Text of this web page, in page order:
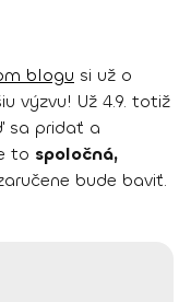
blogu si už o
výzvu! Už 4.9. totiž
sa pridať a
to spoločná,
bude baviť.